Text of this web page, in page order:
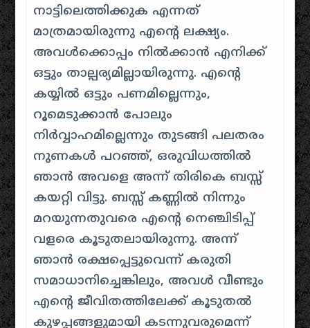
നാട്ടിലെത്തിക്കുക എന്നത്
മാത്രമായിരുന്നു എൻ്റെ ലക്ഷ്യം.
അവൾക്കൊപ്പം നിൽക്കാൻ എനിക്ക്
ഒട്ടും താല്പര്യമില്ലായിരുന്നു. എൻ്റെ
കയ്യിൽ ഒട്ടും പണമില്ലെന്നും,
റൂമെടുക്കാൻ പോലും
നിർവ്വാഹമില്ലെന്നും തുടങ്ങി പലതരം
നുണകൾ പറഞ്ഞ്, ഒരുവിധത്തിൽ
ഞാൻ അവളെ അന്ന് തിരികെ ബസ്സ്
കയറ്റി വിട്ടു. ബസ്സ് കണ്ണിൽ നിന്നും
മറയുന്നതുവരെ എൻ്റെ നെഞ്ചിടിപ്പ്
വളരെ കൂടുതലായിരുന്നു. അന്ന്
ഞാൻ രക്ഷപ്പെട്ടുവെന്ന് കരുതി
സമാധാനിച്ചെങ്കിലും, അവൾ വീണ്ടും
എൻ്റെ ജീവിതത്തിലേക്ക് കൂടുതൽ
കുഴപ്പങ്ങളുമായി കടന്നുവരുമെന്ന്